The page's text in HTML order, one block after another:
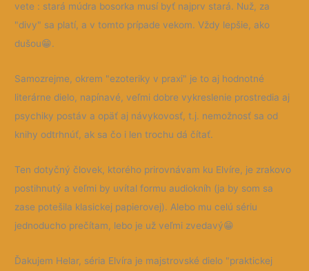
vete : stará múdra bosorka musí byť najprv stará. Nuž, za
"divy" sa platí, a v tomto prípade vekom. Vždy lepšie, ako
dušou😁.
Samozrejme, okrem "ezoteriky v praxi" je to aj hodnotné
literárne dielo, napínavé, veľmi dobre vykreslenie prostredia aj
psychiky postáv a opäť aj návykovosť, t.j. nemožnosť sa od
knihy odtrhnúť, ak sa čo i len trochu dá čítať.
Ten dotyčný človek, ktorého prirovnávam ku Elvíre, je zrakovo
postihnutý a veľmi by uvítal formu audiokníh (ja by som sa
zase potešila klasickej papierovej). Alebo mu celú sériu
jednoducho prečítam, lebo je už veľmi zvedavý😁
Ďakujem Helar, séria Elvíra je majstrovské dielo "praktickej